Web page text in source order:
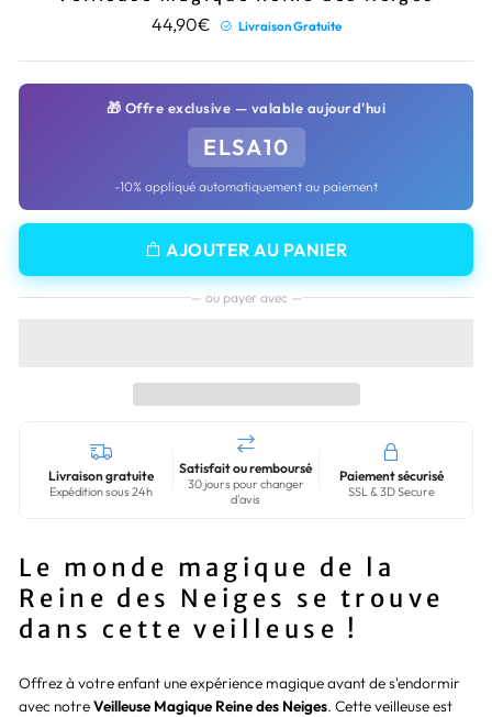
44,90€ PrixLivraison Gratuite
🎁 Offre exclusive — valable aujourd'hui
ELSA10
-10% appliqué automatiquement au paiement
AJOUTER AU PANIER
— ou payer avec —
Livraison gratuite
Expédition sous 24h
Satisfait ou remboursé
30 jours pour changer
d'avis
Paiement sécurisé
SSL & 3D Secure
Le monde magique de la
Reine des Neiges se trouve
dans cette veilleuse !
Offrez à votre enfant une expérience magique avant de s'endormir
avec notreVeilleuse Magique Reine des Neiges. Cette veilleuse est